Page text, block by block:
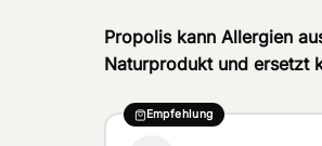
Propolis kann Allergien
Naturprodukt und ersetzt
Empfehlung